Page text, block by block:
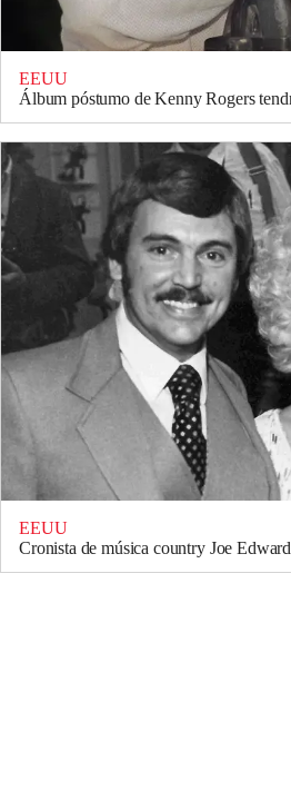
EEUU
Álbum póstumo de Kenny Rogers
EEUU
Cronista de música country Joe